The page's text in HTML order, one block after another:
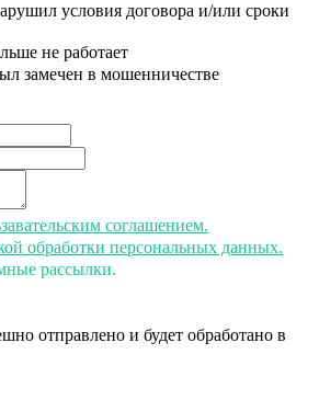
условия договора и/или сроки
не работает
замечен в мошенничестве
соглашением.
обработки персональных данных.
рассылки.
отправлено и будет обработано в